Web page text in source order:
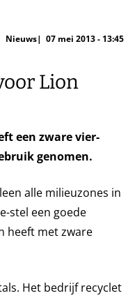
Nieuws 07 mei 2013 - 13:45
Lion
een zware vier-
genomen.
alle milieuzones in
stel een goede
heeft met zware
Het bedrijf recyclet